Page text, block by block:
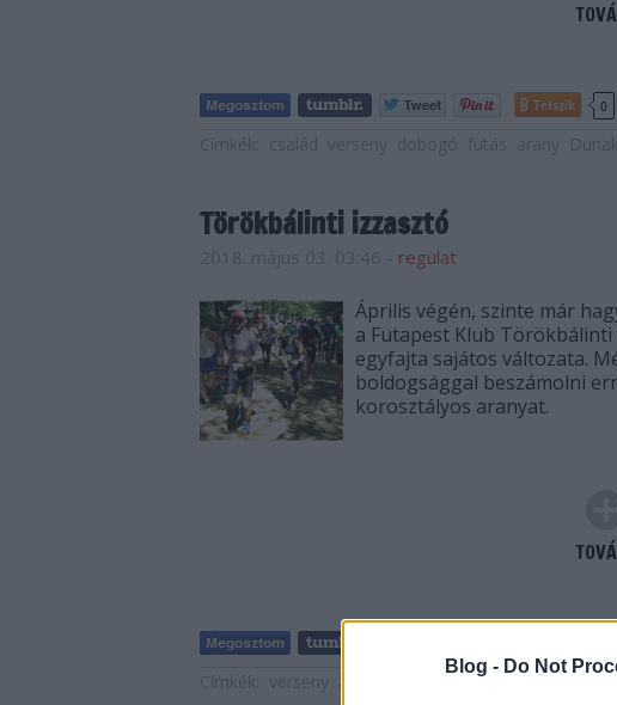
Blog - Do Not
Tetszik 0
Törökbálinti izzasztó
regulat
Április végén, szinte már
a Futapest Klub Törökbálinti
egyfajta sajátos változata.
boldogsággal beszámolni
korosztályos aranyat.
Törökbálint